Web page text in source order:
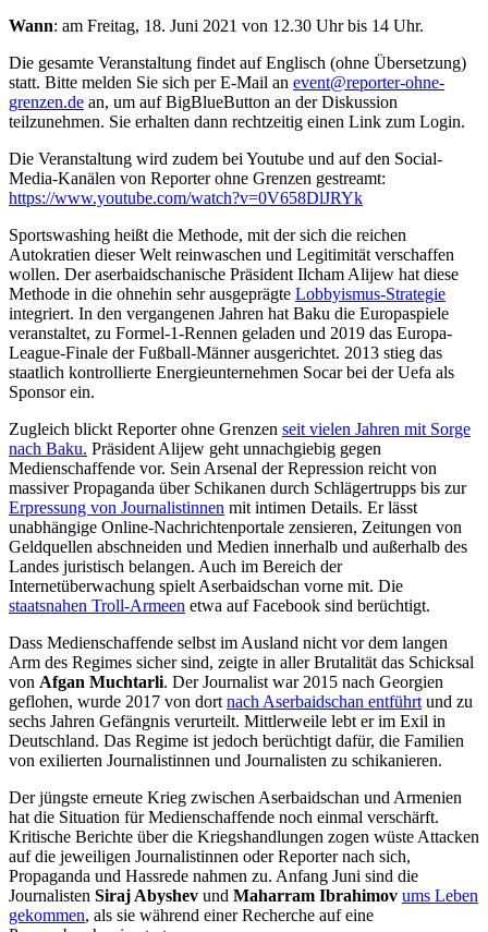
Wann: am Freitag, 18. Juni 2021 von 12.30 Uhr bis 14 Uhr.
Die gesamte Veranstaltung findet auf Englisch (ohne Übersetzung)
statt. Bitte melden Sie sich per E-Mail an event@reporter-ohne-
grenzen.de an, um auf BigBlueButton an der Diskussion
teilzunehmen. Sie erhalten dann rechtzeitig einen Link zum Login.
Die Veranstaltung wird zudem bei Youtube und auf den Social-
Media-Kanälen von Reporter ohne Grenzen gestreamt:
https://www.youtube.com/watch?v=0V658DlJRYk
Sportswashing heißt die Methode, mit der sich die reichen
Autokratien dieser Welt reinwaschen und Legitimität verschaffen
wollen. Der aserbaidschanische Präsident Ilcham Alijew hat diese
Methode in die ohnehin sehr ausgeprägte Lobbyismus-Strategie
integriert. In den vergangenen Jahren hat Baku die Europaspiele
veranstaltet, zu Formel-1-Rennen geladen und 2019 das Europa-
League-Finale der Fußball-Männer ausgerichtet. 2013 stieg das
staatlich kontrollierte Energieunternehmen Socar bei der Uefa als
Sponsor ein.
Zugleich blickt Reporter ohne Grenzen seit vielen Jahren mit Sorge
nach Baku. Präsident Alijew geht unnachgiebig gegen
Medienschaffende vor. Sein Arsenal der Repression reicht von
massiver Propaganda über Schikanen durch Schlägertrupps bis zur
Erpressung von Journalistinnen mit intimen Details. Er lässt
unabhängige Online-Nachrichtenportale zensieren, Zeitungen von
Geldquellen abschneiden und Medien innerhalb und außerhalb des
Landes juristisch belangen. Auch im Bereich der
Internetüberwachung spielt Aserbaidschan vorne mit. Die
staatsnahen Troll-Armeen etwa auf Facebook sind berüchtigt.
Dass Medienschaffende selbst im Ausland nicht vor dem langen
Arm des Regimes sicher sind, zeigte in aller Brutalität das Schicksal
von Afgan Muchtarli. Der Journalist war 2015 nach Georgien
geflohen, wurde 2017 von dortnach Aserbaidschan entführtund zu
sechs Jahren Gefängnis verurteilt. Mittlerweile lebt er im Exil in
Deutschland. Das Regime ist jedoch berüchtigt dafür, die Familien
von exilierten Journalistinnen und Journalisten zu schikanieren.
Der jüngste erneute Krieg zwischen Aserbaidschan und Armenien
hat die Situation für Medienschaffende noch einmal verschärft.
Kritische Berichte über die Kriegshandlungen zogen wüste Attacken
auf die jeweiligen Journalistinnen oder Reporter nach sich,
Propaganda und Hassrede nahmen zu. Anfang Juni sind die
Journalisten Siraj Abyshev und Maharram Ibrahimov ums Leben
gekommen, als sie während einer Recherche auf eine